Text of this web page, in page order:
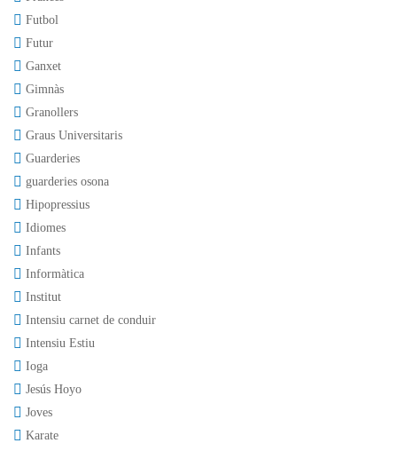
Futbol
Futur
Ganxet
Gimnàs
Granollers
Graus Universitaris
Guarderies
guarderies osona
Hipopressius
Idiomes
Infants
Informàtica
Institut
Intensiu carnet de conduir
Intensiu Estiu
Ioga
Jesús Hoyo
Joves
Karate